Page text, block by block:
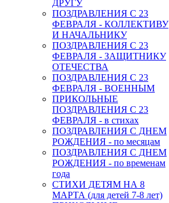
ДРУГУ
ПОЗДРАВЛЕНИЯ С 23
ФЕВРАЛЯ - КОЛЛЕКТИВУ
И НАЧАЛЬНИКУ
ПОЗДРАВЛЕНИЯ С 23
ФЕВРАЛЯ - ЗАЩИТНИКУ
ОТЕЧЕСТВА
ПОЗДРАВЛЕНИЯ С 23
ФЕВРАЛЯ - ВОЕННЫМ
ПРИКОЛЬНЫЕ
ПОЗДРАВЛЕНИЯ С 23
ФЕВРАЛЯ - в стихах
ПОЗДРАВЛЕНИЯ С ДНЕМ
РОЖДЕНИЯ - по месяцам
ПОЗДРАВЛЕНИЯ С ДНЕМ
РОЖДЕНИЯ - по временам
года
СТИХИ ДЕТЯМ НА 8
МАРТА (для детей 7-8 лет)